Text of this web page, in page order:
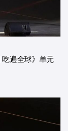
遍全球》单元